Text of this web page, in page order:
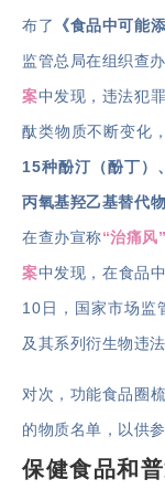
布了
《食品中可能
监管总局在组织查办
案中发现，违法犯
酞类物质不断变化
15种酚汀（酚丁）
丙氧基羟乙基替代
在查办宣称“治痛风
案中发现，在食品
10日，国家市场监
及其系列衍生物违
对次，功能食品圈
的物质名单，以供
保健食品和